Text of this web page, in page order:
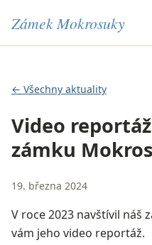
Zámek Mokrosuky
← Všechny aktuality
Video
zámku
19. března 2024
V roce 2023 navštívil náš
vám jeho video reportáž.